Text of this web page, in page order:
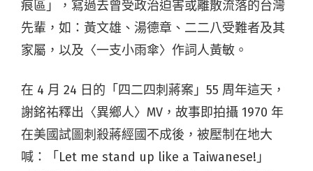
痕區」，寫過去曾受政治迫害或離散流落的台灣
先輩，如：黃文雄、湯德章、二二八受難者及其
家屬，以及〈一支小雨傘〉作詞人黃敏。
在 4 月 24 日的「四二四刺蔣案」55 周年這天，
謝銘祐釋出〈異鄉人〉MV，故事即拍攝 1970 年
在美國試圖刺殺蔣經國不成後，被壓制在地大
喊：「Let me stand up like a Taiwanese!」